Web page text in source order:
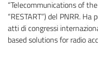
“Telecommunications of
“RESTART”) del PNRR.
atti di congressi
based solutions for radio